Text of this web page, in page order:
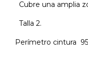
Cubre una amplia
Talla 2.
Perímetro cintura